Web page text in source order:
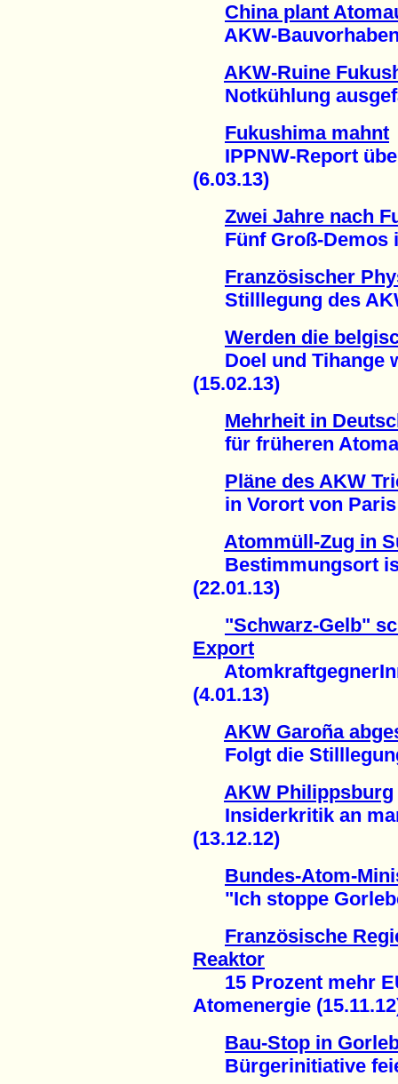
China plant
AKW-Bauvorhaben
AKW-Ruine
Notkühlung
Fukushima mahnt
IPPNW-Report
(6.03.13)
Zwei Jahre nach
Fünf Groß-Demos
Französischer
Stilllegung des
Werden die
Doel und Tihange
(15.02.13)
Mehrheit in
für früheren
Pläne des AKW
in Vorort von Paris
Atommüll-Zug in
Bestimmungsort
(22.01.13)
"Schwarz-Gelb"
Export
(4.01.13)
AKW Garoña
Folgt die
AKW Philippsburg
Insiderkritik an
(13.12.12)
Bundes-Atom-
"Ich stoppe
Französische
Reaktor
15 Prozent mehr
Atomenergie
Bau-Stop in
Bürgerinitiative